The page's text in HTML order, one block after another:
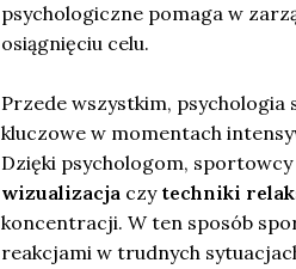
psychologiczne pomaga w
osiągnięciu celu.
Przede wszystkim,
kluczowe w momentach
Dzięki psychologom,
wizualizacja czy techniki
koncentracji. W ten sposób
reakcjami w trudnych